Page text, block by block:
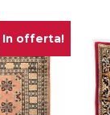
In offerta!